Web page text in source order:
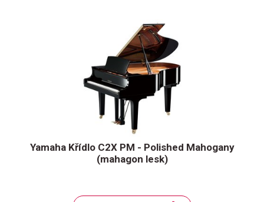
Yamaha Křídlo C2X PM - Polished Mahogany
(mahagon lesk)